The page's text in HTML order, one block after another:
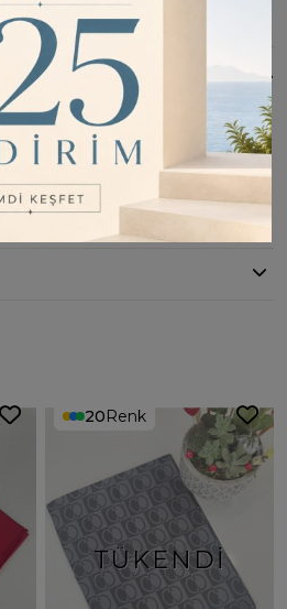
ŞAL ; Ebat 90X190 ; EN HAFİF, EN
ŞEKİL ALIR- TOK DURUR ;
; Kampanya fiyatından
stok bulunmaktadır. ; İncelemiş
satıcı belirlemektedir. ;
TÜKENDI
20Renk